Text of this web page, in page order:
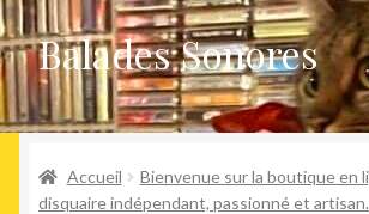
Aller
à
la
navigation
Aller
au
contenu
Balades Sonores
Boutique
Nouveaux arrivages
Accueil
Bienvenue sur la boutique en
disquaire indépendant, passionné et artisan.